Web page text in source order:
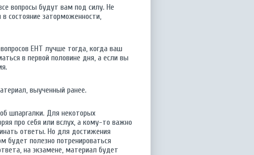
вопросы будут вам под силу. Не
состояние заторможенности,
ЕНТ лучше тогда, когда ваш
в первой половине дня, а если вы
выученный ранее.
шпаргалки. Для некоторых
про себя или вслух, а кому-то важно
ответы. Но для достижения
будет полезно потренироваться
на экзамене, материал будет